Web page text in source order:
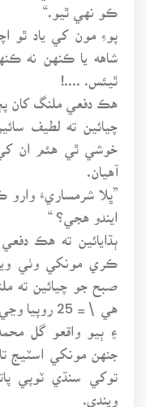
ڪو نهي ٿيو.“
پوءِ مون کي ياد ٿو
شاهه يا ڪنهن نه
ٿيئس. ....!
هڪ دفعي ملنگ کان
چيائين ته لطيف
خوشي ٿي هئم ان
آهيان.
”ڀلا شرمساريءَ وارو
ايندو هجي؟ “
ٻڌايائين ته هڪ
ڪري مونکي وٺي
صبح جو چيائين ته
هي \= 25 روپيا وڃي ٺٺ ڪر_
۽ ٻيو واقعو گل
جنهن مونکي اسٽيج